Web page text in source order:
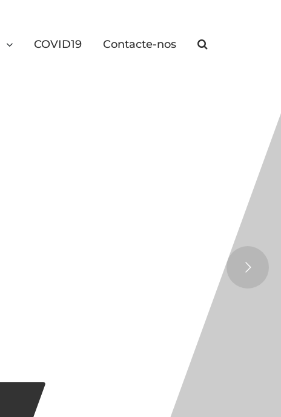
COVID19 Contacte-nos